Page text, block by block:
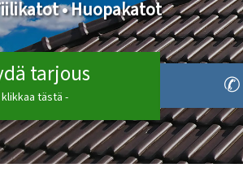
• Huopakatot
tarjous
tästä - ✆